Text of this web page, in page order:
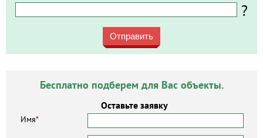
?
Отправить
Бесплатно подберем для Вас объекты.
Оставьте заявку
Имя*